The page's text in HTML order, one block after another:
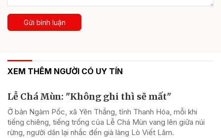
Gửi bình luận
XEM THÊM NGƯỜI CÓ UY TÍN
Lễ Chá Mùn: "Không ghi thì sẽ mất"
Ở bản Ngàm Pốc, xã Yên Thắng, tỉnh Thanh Hóa, mỗi khi
tiếng chiêng, tiếng trống của Lễ Chá Mùn vang lên giữa núi
rừng, người dân lại nhắc đến già làng Lò Viết Lâm.